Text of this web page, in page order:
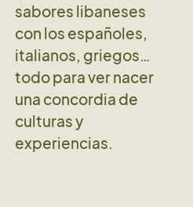
sabores libaneses
con los españoles,
italianos, griegos…
todo para ver nacer
una concordia de
culturas y
experiencias.